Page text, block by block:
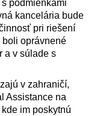
podmienkami
kancelária bude
pri riešení
boli oprávnené
a v súlade s
v zahraničí,
Assistance na
kde im poskytnú